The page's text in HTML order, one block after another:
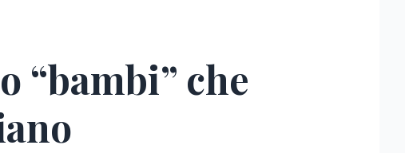
“bambi” che